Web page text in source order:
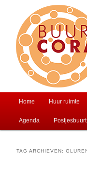
primaire
inhoud
secundaire
inhoud
Buurtkamer
Ontmoet je buren of huur
Home Huur ruimte
Agenda Postjesbuurt
TAG ARCHIEVEN: